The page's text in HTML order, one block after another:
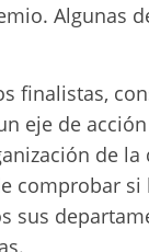
Algunas
finalistas,
eje de
de
comprobar si
sus